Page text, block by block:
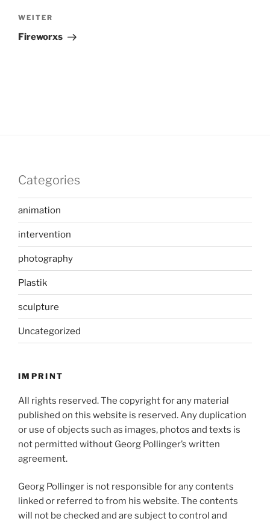
Nächster
Beitrag
WEITER
Fireworxs
Categories
animation
intervention
photography
Plastik
sculpture
Uncategorized
IMPRINT
All rights reserved. The copyright for any material
published on this website is reserved. Any duplication
or use of objects such as images, photos and texts is
not permitted without Georg Pollinger’s written
agreement.
Georg Pollinger is not responsible for any contents
linked or referred to from his website. The contents
will not be checked and are subject to control and